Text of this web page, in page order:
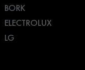
BORK
ELECTROLUX
LG